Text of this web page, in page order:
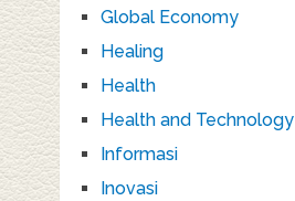
Global Economy
Healing
Health
Health and Technology
Informasi
Inovasi